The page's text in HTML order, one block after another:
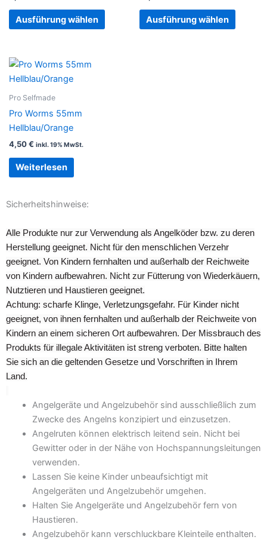
Ausführung wählen Ausführung wählen
Pro Selfmade
Pro Worms 55mm
Hellblau/Orange
4,50€ inkl. 19% MwSt.
Weiterlesen
Sicherheitshinweise:
Alle Produkte nur zur Verwendung als Angelköder bzw. zu deren
Herstellung geeignet. Nicht für den menschlichen Verzehr
geeignet. Von Kindern fernhalten und außerhalb der Reichweite
von Kindern aufbewahren. Nicht zur Fütterung von Wiederkäuern,
Nutztieren und Haustieren geeignet.
Achtung: scharfe Klinge, Verletzungsgefahr. Für Kinder nicht
geeignet, von ihnen fernhalten und außerhalb der Reichweite von
Kindern an einem sicheren Ort aufbewahren. Der Missbrauch des
Produkts für illegale Aktivitäten ist streng verboten. Bitte halten
Sie sich an die geltenden Gesetze und Vorschriften in Ihrem
Land.
Angelgeräte und Angelzubehör sind ausschließlich zum
Zwecke des Angelns konzipiert und einzusetzen.
Angelruten können elektrisch leitend sein. Nicht bei
Gewitter oder in der Nähe von Hochspannungsleitungen
verwenden.
Lassen Sie keine Kinder unbeaufsichtigt mit
Angelgeräten und Angelzubehör umgehen.
Halten Sie Angelgeräte und Angelzubehör fern von
Haustieren.
Angelzubehör kann verschluckbare Kleinteile enthalten.